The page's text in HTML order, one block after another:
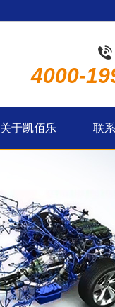
4000-
关于凯佰乐 联